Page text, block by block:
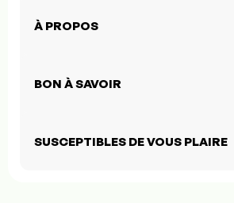
À PROPOS
BON À SAVOIR
SUSCEPTIBLES DE VOUS PLAIRE